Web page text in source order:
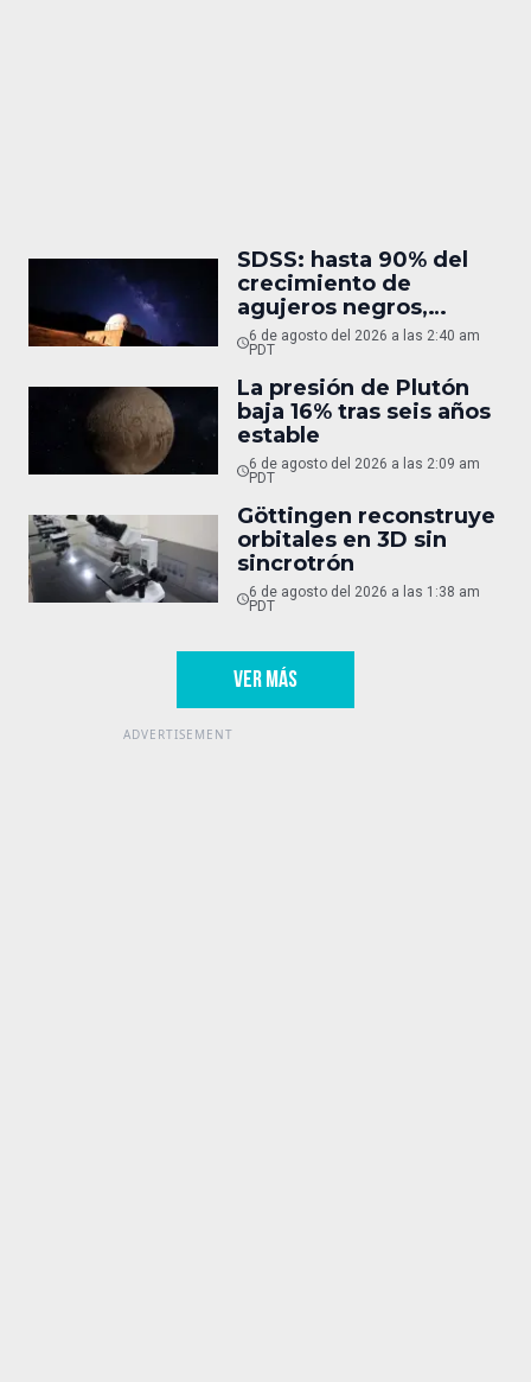
SDSS: hasta 90% del
crecimiento de
agujeros negros,
oculto
6 de agosto del 2026 a las 2:40 am
PDT
La presión de Plutón
baja 16% tras seis años
estable
6 de agosto del 2026 a las 2:09 am
PDT
Göttingen reconstruye
orbitales en 3D sin
sincrotrón
6 de agosto del 2026 a las 1:38 am
PDT
VER MÁS